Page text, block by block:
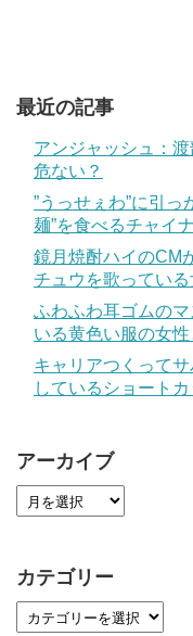
最近の記事
アンジャッシュ：
危ない？
”うっせぇわ”に引
麺”を食べるチャイ
鏡月焼酎ハイのCM
チュウを歌っている
ふわふわ耳ゴムの
いる黄色い服の女
キャリアつくって
しているショート
アーカイブ
カテゴリー